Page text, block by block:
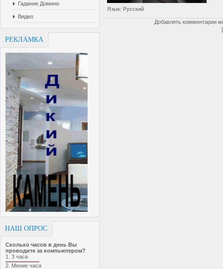
Гадание Домино
Видео
РЕКЛАМКА
НАШ ОПРОС
Сколько часов в день Вы
проводите за компьютером?
1. 3 часа
2. Мение часа
Язык: Русский
Добавлять комментарии